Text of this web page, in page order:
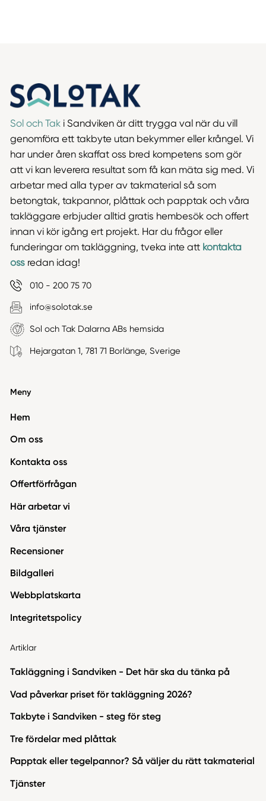
Sol och Taki Sandviken är ditt trygga val när du vill
genomföra ett takbyte utan bekymmer eller krångel. Vi
har under åren skaffat oss bred kompetens som gör
att vi kan leverera resultat som få kan mäta sig med. Vi
arbetar med alla typer av takmaterial så som
betongtak, takpannor, plåttak och papptak och våra
takläggare erbjuder alltid gratis hembesök och offert
innan vi kör igång ert projekt. Har du frågor eller
funderingar om takläggning, tveka inte att kontakta
ossredan idag!
010 - 200 75 70
info@solotak.se
Sol och Tak Dalarna ABs hemsida
Hejargatan 1, 781 71 Borlänge, Sverige
Meny
Hem
Om oss
Kontakta oss
Offertförfrågan
Här arbetar vi
Våra tjänster
Recensioner
Bildgalleri
Webbplatskarta
Integritetspolicy
Artiklar
Takläggning i Sandviken - Det här ska du tänka på
Vad påverkar priset för takläggning 2026?
Takbyte i Sandviken - steg för steg
Tre fördelar med plåttak
Papptak eller tegelpannor? Så väljer du rätt takmaterial
Tjänster